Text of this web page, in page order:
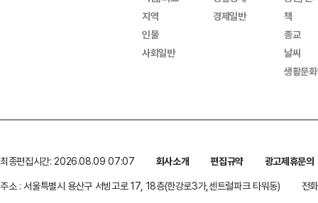
지역
인물
사회일반
경제일반
책
종교
날씨
생활문
최종편집시간: 2026.08.09 07:07 회사소개 편집규약
광고제휴문의
주소 : 서울특별시 용산구 서빙고로 17, 18층(한강로3가,센트럴파크 타워동)
전